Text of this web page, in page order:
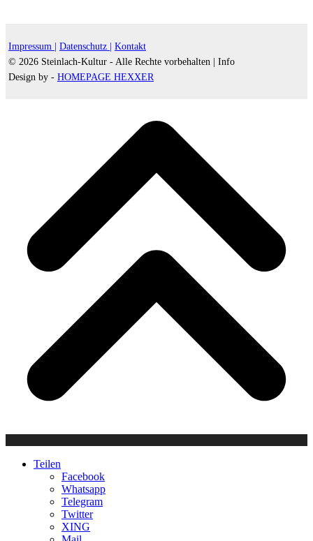
Impressum | Datenschutz |
Kontakt
© 2026 Steinlach-Kultur - Alle Rechte vorbehalten |
Info
Design by - HOMEPAGE HEXXER
Teilen
Facebook
Whatsapp
Telegram
Twitter
XING